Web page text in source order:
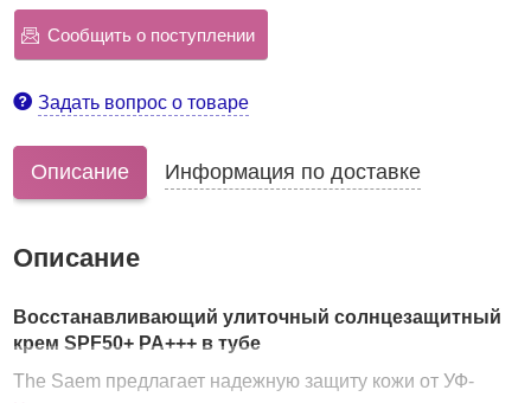
Сообщить о поступлении
Задать вопрос о товаре
Описание Информация по доставке
Описание
Восстанавливающий улиточный солнцезащитный
крем SPF50+ PA+++ в тубе
The Saem предлагает надежную защиту кожи от УФ-